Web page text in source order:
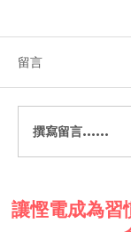
人工智能輔
計體驗活動
留言
撰寫留言......
讓慳電成為習